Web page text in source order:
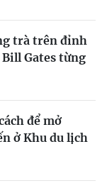
trà trên đỉnh
Gates từng
để mở
ở Khu du lịch